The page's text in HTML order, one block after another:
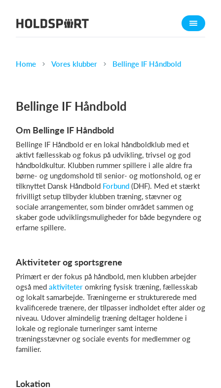
Om Holdsport
Funktioner
Kalender
Kontingentopkrævning
Hjemmeside
Webshop
Billetsystem
Hvad koster det?
Home Vores klubber Bellinge IF Håndbold
Bellinge IF Håndbold
Om Bellinge IF Håndbold
Bellinge IF Håndbold er en lokal håndboldklub med et
aktivt fællesskab og fokus på udvikling, trivsel og god
håndboldkultur. Klubben rummer spillere i alle aldre fra
børne- og ungdomshold til senior- og motionshold, og er
tilknyttet Dansk Håndbold Forbund (DHF). Med et stærkt
frivilligt setup tilbyder klubben træning, stævner og
sociale arrangementer, som binder området sammen og
skaber gode udviklingsmuligheder for både begyndere og
erfarne spillere.
Aktiviteter og sportsgrene
Primært er der fokus på håndbold, men klubben arbejder
også med aktiviteter omkring fysisk træning, fællesskab
og lokalt samarbejde. Træningerne er strukturerede med
kvalificerede trænere, der tilpasser indholdet efter alder og
niveau. Udover almindelig træning deltager holdene i
lokale og regionale turneringer samt interne
træningsstævner og sociale events for medlemmer og
familier.
Lokation